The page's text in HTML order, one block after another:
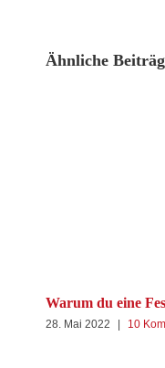
Ähnliche
Warum du eine
28. Mai 2022 | 10